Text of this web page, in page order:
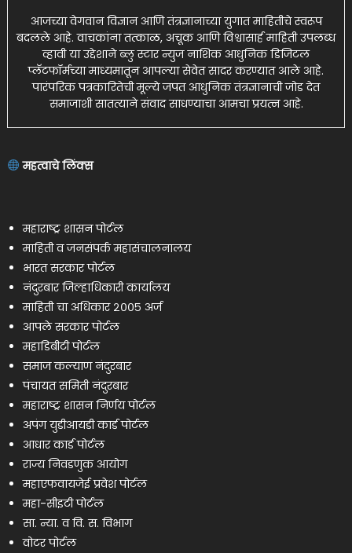
आजच्या वेगवान विज्ञान आणि तंत्रज्ञानाच्या युगात माहितीचे स्वरूप
बदलले आहे. वाचकांना तत्काळ, अचूक आणि विश्वासार्ह माहिती उपलब्ध
व्हावी या उद्देशाने ब्लु स्टार न्युज नाशिक आधुनिक डिजिटल
प्लॅटफॉर्मच्या माध्यमातून आपल्या सेवेत सादर करण्यात आले आहे.
पारंपरिक पत्रकारितेची मूल्ये जपत आधुनिक तंत्रज्ञानाची जोड देत
समाजाशी सातत्याने संवाद साधण्याचा आमचा प्रयत्न आहे.
महत्वाचे लिंक्स
महाराष्ट्र शासन पोर्टल
माहिती व जनसंपर्क महासंचालनालय
भारत सरकार पोर्टल
नंदुरबार जिल्हाधिकारी कार्यालय
माहिती चा अधिकार २००५ अर्ज
आपले सरकार पोर्टल
महाडिबीटी पोर्टल
समाज कल्याण नंदुरबार
पंचायत समिती नंदुरबार
महाराष्ट्र शासन निर्णय पोर्टल
अपंग युडीआयडी कार्ड पोर्टल
आधार कार्ड पोर्टल
राज्य निवडणुक आयोग
महाएफवायजेई प्रवेश पोर्टल
महा-सीइटी पोर्टल
सा. न्या. व वि. स. विभाग
वोटर पोर्टल